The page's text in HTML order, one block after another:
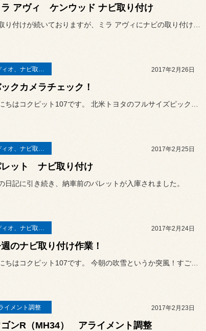
ラ アヴィ ケンウッド ナビ取り付け
オーディオ、ナビ取り付け 2017年2月26日
クカメラチェック！
オーディオ、ナビ取り付け 2017年2月25日
ット ナビ取り付け
日記に引き続き、納車前のパレットが入庫されました。
オーディオ、ナビ取り付け 2017年2月24日
のナビ取り付け作業！
イメント調整 2017年2月23日
ゴンR（MH34） アライメント調整